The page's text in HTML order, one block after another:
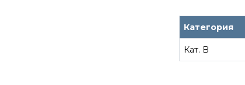
Категория
Кат. B